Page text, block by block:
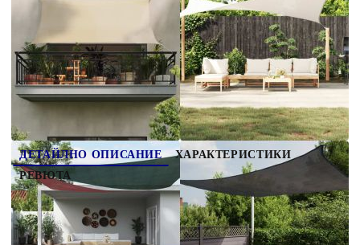
1.100 кг
Оцени продукта
ДЕТАЙЛНО ОПИСАНИЕ
ХАРАКТЕРИСТИКИ
РЕВЮТА
Създайте малко укритие от слънцето навсякъде,
където пожелаете, с този HDPE сенник. Това е
идеалният сенник, който може да се използва